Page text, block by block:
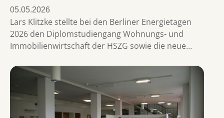
05.05.2026
Lars Klitzke stellte bei den Berliner Energietagen
2026 den Diplomstudiengang Wohnungs- und
Immobilienwirtschaft der HSZG sowie die neue…